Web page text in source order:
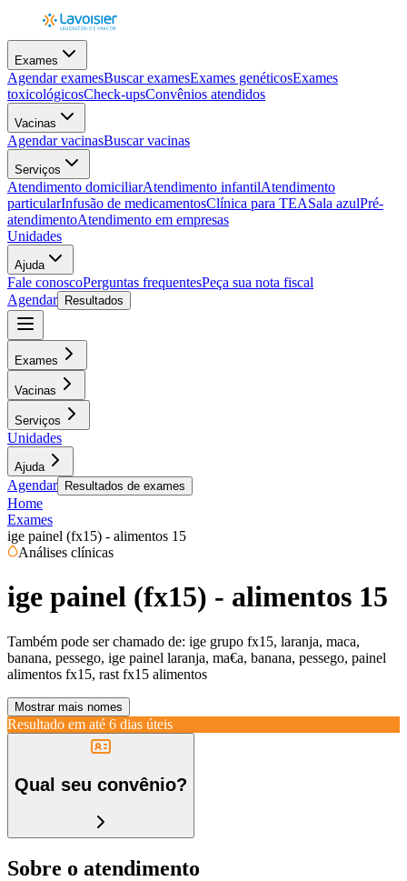
Exames
Agendar examesBuscar examesExames genéticosExames
toxicológicosCheck-upsConvênios atendidos
Vacinas
Agendar vacinasBuscar vacinas
Serviços
Atendimento domiciliarAtendimento infantilAtendimento
particularInfusão de medicamentosClínica para TEASala azulPré-
atendimentoAtendimento em empresas
Unidades
Ajuda
Fale conoscoPerguntas frequentesPeça sua nota fiscal
Agendar
Resultados
Exames
Vacinas
Serviços
Unidades
Ajuda
Agendar Resultados de exames
Home
Exames
ige painel (fx15) - alimentos 15
Análises clínicas
ige painel (fx15) - alimentos 15
Também pode ser chamado de: ige grupo fx15, laranja, maca,
banana, pessego, ige painel laranja, ma€a, banana, pessego, painel
alimentos fx15, rast fx15 alimentos
Mostrar mais nomes
Resultado em até 6 dias úteis
Qual seu convênio?
Sobre o atendimento